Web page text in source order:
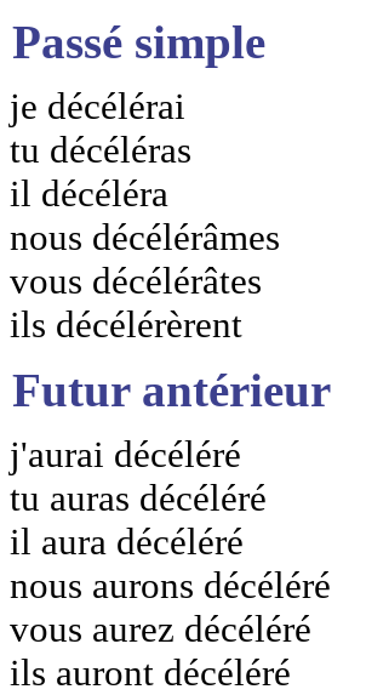
Passé simple
je décélérai
tu décéléras
il décéléra
nous décélérâmes
vous décélérâtes
ils décélérèrent
Futur antérieur
j'aurai décéléré
tu auras décéléré
il aura décéléré
nous aurons décéléré
vous aurez décéléré
ils auront décéléré